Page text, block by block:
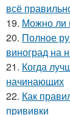
всё
19. Можно ли
20. Полное
виноград на
21. Когда
начинающих
22. Как
прививки